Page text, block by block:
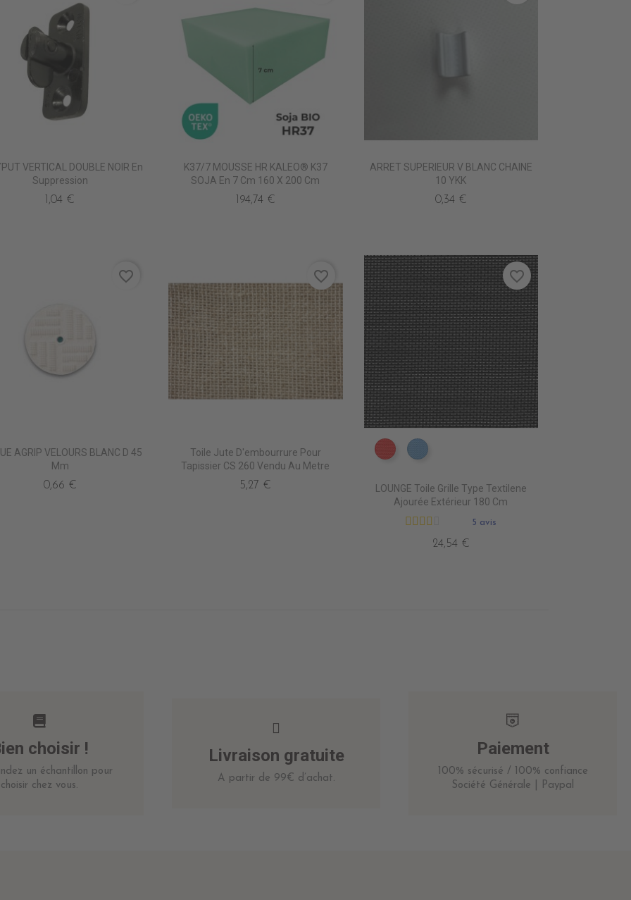
VERTICAL DOUBLE NOIR En
Suppression
1,04 €
K37/7 MOUSSE HR KALEO® K37
SOJA En 7 Cm 160 X 200 Cm
194,74 €
ARRET SUPERIEUR V BLANC CHAINE
10 YKK
0,34 €
AGRIP VELOURS BLANC D 45
Mm
0,66 €
favorite_border
Toile Jute D'embourrure Pour
Tapissier CS 260 Vendu Au Metre
5,27 €
favorite_border
DB0208 ROUGE
DB0224 CIEL
LOUNGE Toile Grille Type Textilene
Ajourée Extérieur 180 Cm
5 avis
24,54 €
favorite_border
choisir !
un échantillon pour
choisir chez vous.
Livraison gratuite
A partir de 99€ d’achat.
Paiement
100% sécurisé / 100% confiance
Société Générale | Paypal